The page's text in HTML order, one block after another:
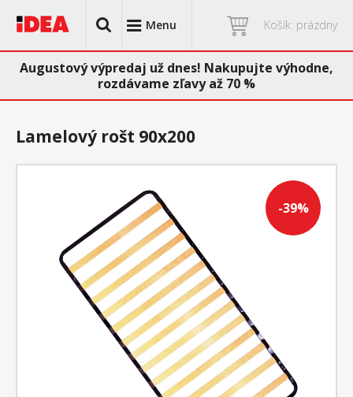
Menu Košík: prázdny
Augustový výpredaj už dnes! Nakupujte výhodne,
rozdávame zľavy až 70 %
-39%
Lamelový rošt 90x200